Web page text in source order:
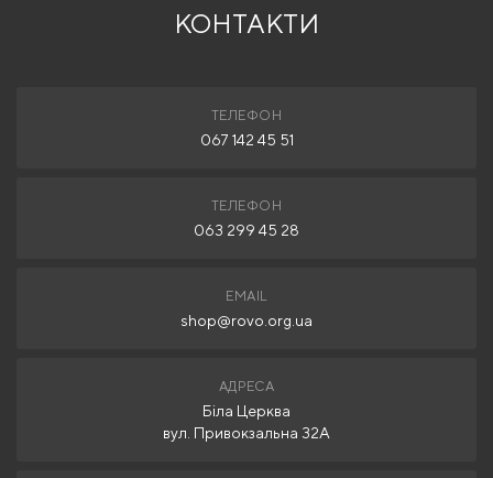
КОНТАКТИ
ТЕЛЕФОН
067 142 45 51
ТЕЛЕФОН
063 299 45 28
EMAIL
shop@rovo.org.ua
АДРЕСА
Біла Церква
вул. Привокзальна 32А